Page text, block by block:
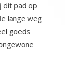
dit pad op
lange weg
goeds